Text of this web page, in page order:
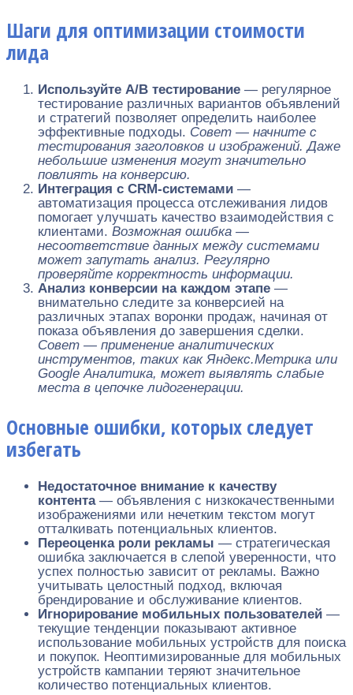
Шаги для оптимизации стоимости
лида
Используйте A/B тестирование — регулярное
тестирование различных вариантов объявлений
и стратегий позволяет определить наиболее
эффективные подходы. Совет — начните с
тестирования заголовков и изображений. Даже
небольшие изменения могут значительно
повлиять на конверсию.
Интеграция с CRM-системами —
автоматизация процесса отслеживания лидов
помогает улучшать качество взаимодействия с
клиентами. Возможная ошибка —
несоответствие данных между системами
может запутать анализ. Регулярно
проверяйте корректность информации.
Анализ конверсии на каждом этапе —
внимательно следите за конверсией на
различных этапах воронки продаж, начиная от
показа объявления до завершения сделки.
Совет — применение аналитических
инструментов, таких как Яндекс.Метрика или
Google Аналитика, может выявлять слабые
места в цепочке лидогенерации.
Основные ошибки, которых следует
избегать
Недостаточное внимание к качеству
контента— объявления с низкокачественными
изображениями или нечетким текстом могут
отталкивать потенциальных клиентов.
Переоценка роли рекламы — стратегическая
ошибка заключается в слепой уверенности, что
успех полностью зависит от рекламы. Важно
учитывать целостный подход, включая
брендирование и обслуживание клиентов.
Игнорирование мобильных пользователей —
текущие тенденции показывают активное
использование мобильных устройств для поиска
и покупок. Неоптимизированные для мобильных
устройств кампании теряют значительное
количество потенциальных клиентов.